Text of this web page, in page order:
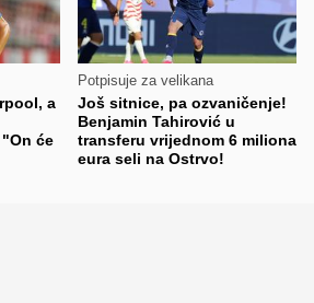
a
će
Potpisuje za velikana
Još sitnice, pa ozvaničenje!
Benjamin Tahirović u
transferu vrijednom 6 miliona
eura seli na Ostrvo!